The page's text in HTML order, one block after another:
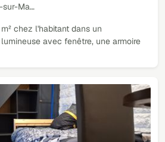
sur-Ma…
chez l'habitant dans un
avec fenêtre, une armoire